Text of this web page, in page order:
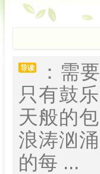
导读
：需
只有鼓
天般的
浪涛汹
的每 ...